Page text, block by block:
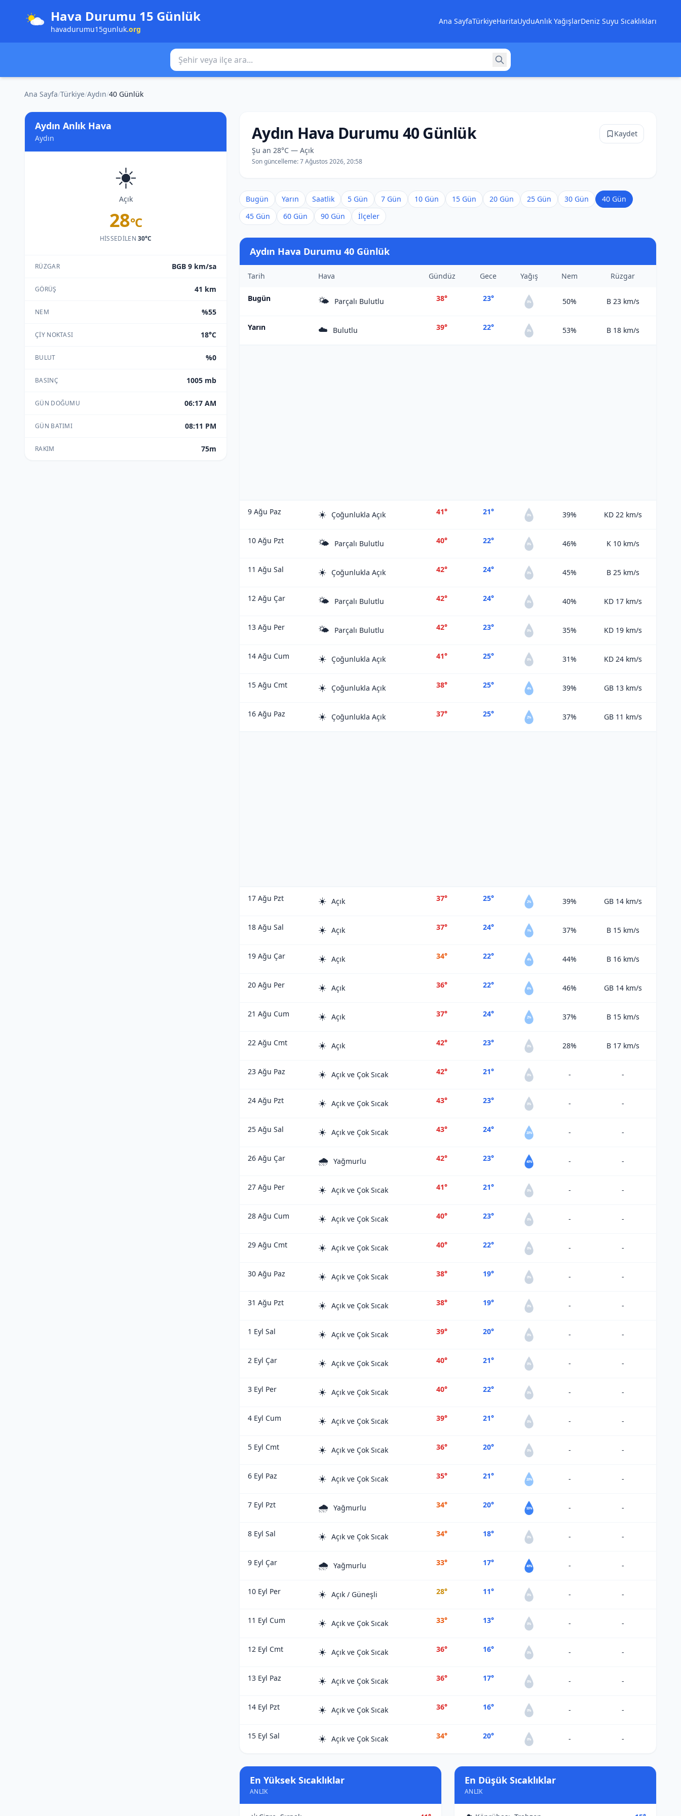
Hava Durumu 15 Günlük
havadurumu15gunluk.org
Ana SayfaTürkiyeHaritaUyduAnlık YağışlarDeniz Suyu Sıcaklıkları
Şehir veya ilçe ara
Ana Sayfa/Türkiye/Aydın/40 Günlük
Aydın Anlık Hava
Aydın
☀️
Açık
28°C
HISSEDILEN30°C
RÜZGAR BGB 9 km/sa
GÖRÜŞ 41 km
NEM %55
ÇIY NOKTASI 18°C
BULUT %0
BASINÇ 1005 mb
GÜN DOĞUMU 06:17 AM
GÜN BATIMI 08:11 PM
RAKIM 75m
Aydın Hava Durumu 40 Günlük
Şu an 28°C — Açık
Son güncelleme:7 Ağustos 2026, 20:58
Kaydet
Bugün Yarın Saatlik 5 Gün 7 Gün 10 Gün 15 Gün 20 Gün 25 Gün 30 Gün
40 Gün
45 Gün
60 Gün 90 Gün İlçeler
Aydın Hava Durumu 40 Günlük
Tarih Hava Gündüz Gece Yağış Nem Rüzgar
Bugün 🌤️ Parçalı Bulutlu 38° 23° 0% 50% B 23 km/s
Yarın ☁️ Bulutlu 39° 22° 0% 53% B 18 km/s
9 Ağu Paz ☀️ Çoğunlukla Açık 41° 21° 0% 39% KD 22 km/s
10 Ağu Pzt 🌤️ Parçalı Bulutlu 40° 22° 0% 46% K 10 km/s
11 Ağu Sal ☀️ Çoğunlukla Açık 42° 24° 0% 45% B 25 km/s
12 Ağu Çar 🌤️ Parçalı Bulutlu 42° 24° 0% 40% KD 17 km/s
13 Ağu Per 🌤️ Parçalı Bulutlu 42° 23° 0% 35% KD 19 km/s
14 Ağu Cum ☀️ Çoğunlukla Açık 41° 25° 0% 31% KD 24 km/s
15 Ağu Cmt ☀️ Çoğunlukla Açık 38° 25° 4% 39% GB 13 km/s
16 Ağu Paz ☀️ Çoğunlukla Açık 37° 25° 2% 37% GB 11 km/s
17 Ağu Pzt ☀️ Açık 37° 25° 2% 39% GB 14 km/s
18 Ağu Sal ☀️ Açık 37° 24° 1% 37% B 15 km/s
19 Ağu Çar ☀️ Açık 34° 22° 4% 44% B 16 km/s
20 Ağu Per ☀️ Açık 36° 22° 6% 46% GB 14 km/s
21 Ağu Cum ☀️ Açık 37° 24° 2% 37% B 15 km/s
22 Ağu Cmt ☀️ Açık 42° 23° 0% 28% B 17 km/s
23 Ağu Paz ☀️ Açık ve Çok Sıcak 42° 21° 0% - -
24 Ağu Pzt ☀️ Açık ve Çok Sıcak 43° 23° 0% - -
25 Ağu Sal ☀️ Açık ve Çok Sıcak 43° 24° 20% - -
26 Ağu Çar 🌧️ Yağmurlu 42° 23° 40% - -
27 Ağu Per ☀️ Açık ve Çok Sıcak 41° 21° 0% - -
28 Ağu Cum ☀️ Açık ve Çok Sıcak 40° 23° 0% - -
29 Ağu Cmt ☀️ Açık ve Çok Sıcak 40° 22° 0% - -
30 Ağu Paz ☀️ Açık ve Çok Sıcak 38° 19° 0% - -
31 Ağu Pzt ☀️ Açık ve Çok Sıcak 38° 19° 0% - -
1 Eyl Sal ☀️ Açık ve Çok Sıcak 39° 20° 0% - -
2 Eyl Çar ☀️ Açık ve Çok Sıcak 40° 21° 0% - -
3 Eyl Per ☀️ Açık ve Çok Sıcak 40° 22° 0% - -
4 Eyl Cum ☀️ Açık ve Çok Sıcak 39° 21° 0% - -
5 Eyl Cmt ☀️ Açık ve Çok Sıcak 36° 20° 0% - -
6 Eyl Paz ☀️ Açık ve Çok Sıcak 35° 21° 20% - -
7 Eyl Pzt 🌧️ Yağmurlu 34° 20° 55% - -
8 Eyl Sal ☀️ Açık ve Çok Sıcak 34° 18° 0% - -
9 Eyl Çar 🌧️ Yağmurlu 33° 17° 40% - -
10 Eyl Per ☀️ Açık / Güneşli 28° 11° 0% - -
11 Eyl Cum ☀️ Açık ve Çok Sıcak 33° 13° 0% - -
12 Eyl Cmt ☀️ Açık ve Çok Sıcak 36° 16° 0% - -
13 Eyl Paz ☀️ Açık ve Çok Sıcak 36° 17° 0% - -
14 Eyl Pzt ☀️ Açık ve Çok Sıcak 36° 16° 0% - -
15 Eyl Sal ☀️ Açık ve Çok Sıcak 34° 20° 0% - -
En Yüksek Sıcaklıklar
ANLIK
En Düşük Sıcaklıklar
ANLIK